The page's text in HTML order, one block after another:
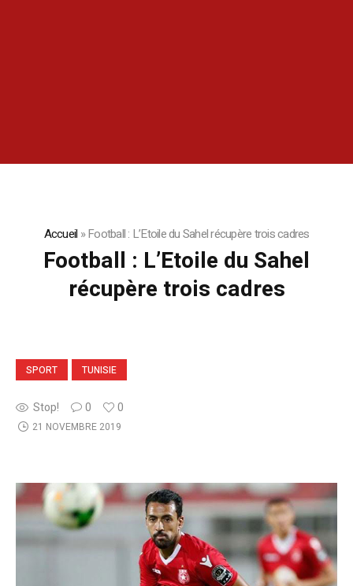
Accueil »Football : L’Etoile du Sahel récupère trois cadres
Football : L’Etoile du Sahel
récupère trois cadres
SPORT TUNISIE
Stop! 0 0
21 NOVEMBRE 2019